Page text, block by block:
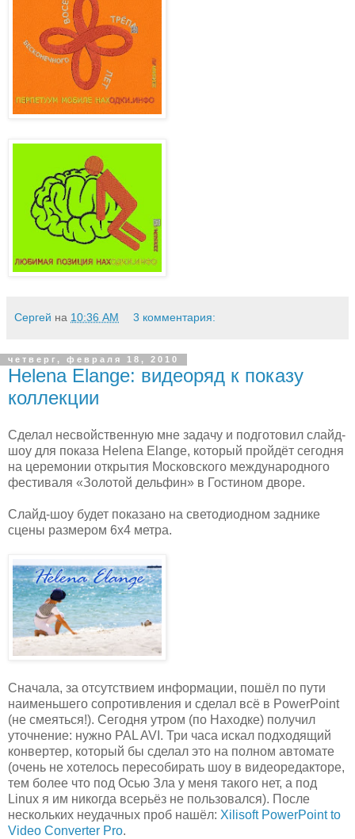
Сергей на 10:36 AM 3 комментария:
четверг, февраля 18, 2010
Helena Elange: видеоряд к показу
коллекции
Сделал несвойственную мне задачу и подготовил слайд-
шоу для показа Helena Elange, который пройдёт сегодня
на церемонии открытия Московского международного
фестиваля «Золотой дельфин» в Гостином дворе.
Слайд-шоу будет показано на светодиодном заднике
сцены размером 6х4 метра.
Сначала, за отсутствием информации, пошёл по пути
наименьшего сопротивления и сделал всё в PowerPoint
(не смеяться!). Сегодня утром (по Находке) получил
уточнение: нужно PAL AVI. Три часа искал подходящий
конвертер, который бы сделал это на полном автомате
(очень не хотелось пересобирать шоу в видеоредакторе,
тем более что под Осью Зла у меня такого нет, а под
Linux я им никогда всерьёз не пользовался). После
нескольких неудачных проб нашёл: Xilisoft PowerPoint to
Video Converter Pro.